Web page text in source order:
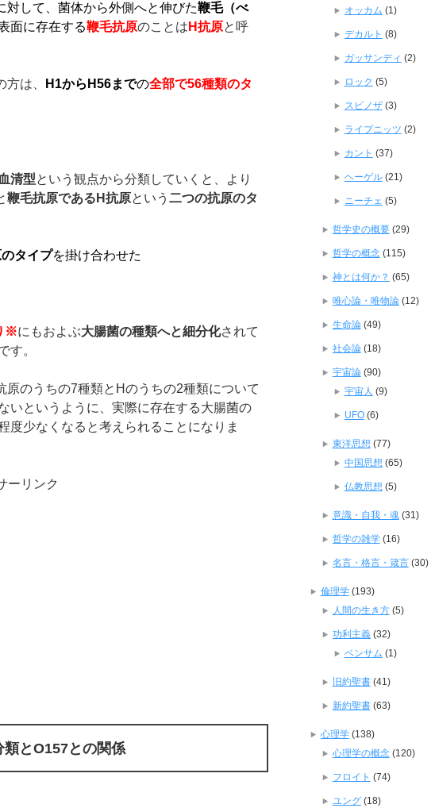
対して、菌体から外側へと伸びた鞭毛（べ
面に存在する鞭毛抗原のことは H抗原と呼
方は、 H1から H56までの全部で56種類のタ
血清型という観点から分類していくと、より
鞭毛抗原である H抗原という 二つの抗原のタ
タイプを掛け合わせた
※にもおよぶ大腸菌の種類へと細分化されて
す。
のうちの7種類とHのうちの2種類について
いというように、実際に存在する大腸菌の
度少なくなると考えられることになりま
ーリンク
類とO157との関係
オッカム (1)
デカルト (8)
ガッサンディ (2)
ロック (5)
スピノザ(3)
ライプニッツ (2)
カント (37)
ヘーゲル(21)
ニーチェ (5)
哲学史の概要(29)
哲学の概念(115)
神とは何か？ (65)
唯心論・唯物論(12)
生命論(49)
社会論(18)
宇宙論(90)
宇宙人 (9)
UFO(6)
東洋思想 (77)
中国思想 (65)
仏教思想 (5)
意識・自我・魂(31)
哲学の雑学(16)
名言・格言・箴言(30)
倫理学(193)
人間の生き方(5)
功利主義(32)
ベンサム (1)
旧約聖書(41)
新約聖書(63)
心理学(138)
心理学の概念(120)
フロイト (74)
ユング(18)